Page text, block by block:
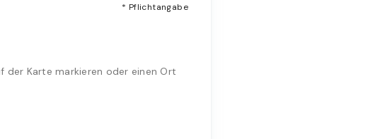
* Pflichtangabe
der Karte markieren oder einen Ort